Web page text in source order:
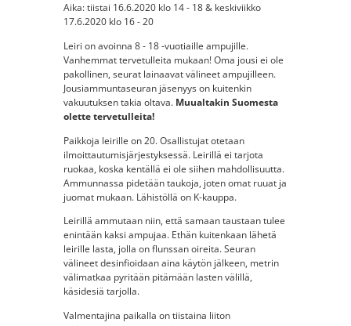
Aika: tiistai 16.6.2020 klo 14 - 18 & keskiviikko
17.6.2020 klo 16 - 20
Leiri on avoinna 8 - 18 -vuotiaille ampujille.
Vanhemmat tervetulleita mukaan! Oma jousi ei ole
pakollinen, seurat lainaavat välineet ampujilleen.
Jousiammuntaseuran jäsenyys on kuitenkin
vakuutuksen takia oltava. Muualtakin Suomesta
olette tervetulleita!
Paikkoja leirille on 20. Osallistujat otetaan
ilmoittautumisjärjestyksessä. Leirillä ei tarjota
ruokaa, koska kentällä ei ole siihen mahdollisuutta.
Ammunnassa pidetään taukoja, joten omat ruuat ja
juomat mukaan. Lähistöllä on K-kauppa.
Leirillä ammutaan niin, että samaan taustaan tulee
enintään kaksi ampujaa. Ethän kuitenkaan lähetä
leirille lasta, jolla on flunssan oireita. Seuran
välineet desinfioidaan aina käytön jälkeen, metrin
välimatkaa pyritään pitämään lasten välillä,
käsidesiä tarjolla.
Valmentajina paikalla on tiistaina liiton